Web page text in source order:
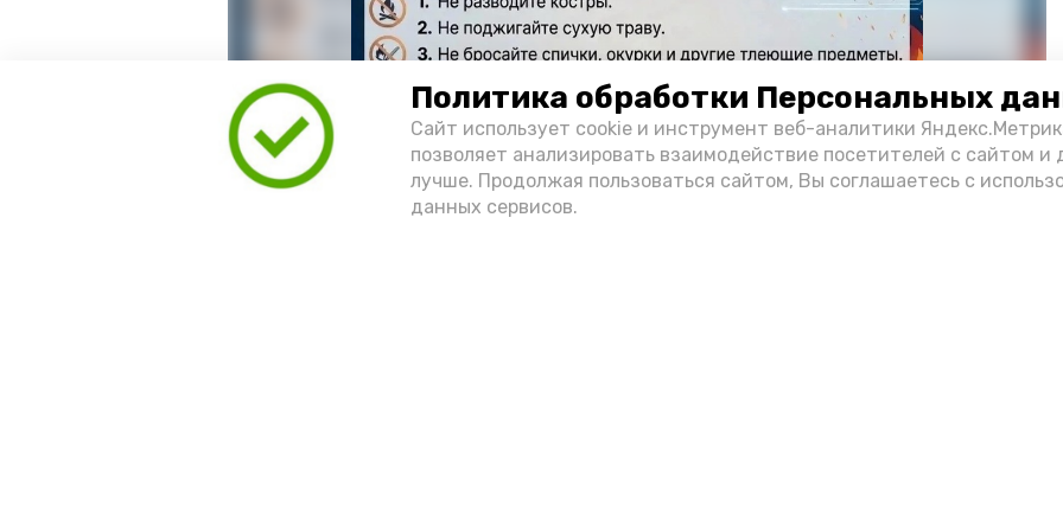
Политика обработки Персональных
Сайт использует cookie и инструмент веб-аналитики
позволяет анализировать взаимодействие посетителей с сайтом и
лучше. Продолжая пользоваться сайтом, Вы соглашаетесь с
данных сервисов.